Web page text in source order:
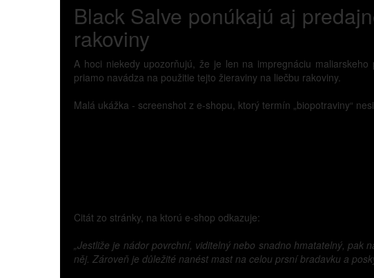
Black Salve ponúkajú aj
rakoviny
A hoci niekedy upozorňujú, že je len na impregnáciu
priamo navádza na použitie tejto žieraviny na liečbu rakoviny.
Malá ukážka - screenshot z e-shopu, ktorý termín „biopotraviny“
Citát zo stránky, na ktorú e-shop odkazuje:
„Jestliže je nádor povrchní, viditelný nebo snadno hmatatelný,
něj. Zároveň je důležité nanést mast na celou prsní bradavku a